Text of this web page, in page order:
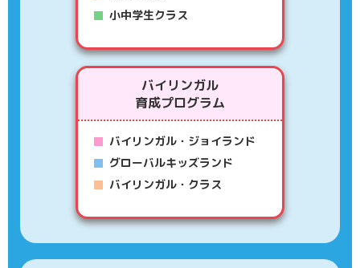
小中学生クラス
バイリンガル
育成プログラム
バイリンガル・ジョイランド
グローバルキッズランド
バイリンガル・クラス